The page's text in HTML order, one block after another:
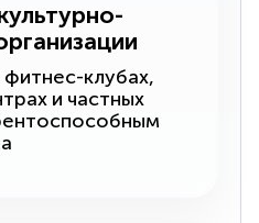
клубах,
и частных